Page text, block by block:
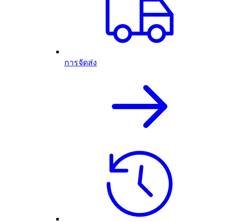
การจัดส่ง